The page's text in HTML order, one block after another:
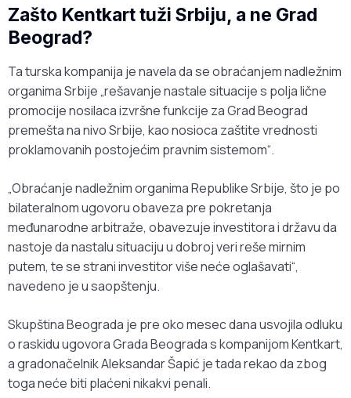
Zašto Kentkart tuži Srbiju, a ne Grad
Beograd?
Ta turska kompanija je navela da se obraćanjem nadležnim
organima Srbije „rešavanje nastale situacije s polja lične
promocije nosilaca izvršne funkcije za Grad Beograd
premešta na nivo Srbije, kao nosioca zaštite vrednosti
proklamovanih postojećim pravnim sistemom“.
„Obraćanje nadležnim organima Republike Srbije, što je po
bilateralnom ugovoru obaveza pre pokretanja
međunarodne arbitraže, obavezuje investitora i državu da
nastoje da nastalu situaciju u dobroj veri reše mirnim
putem, te se strani investitor više neće oglašavati“,
navedeno je u saopštenju.
Skupština Beograda je pre oko mesec dana usvojila odluku
o raskidu ugovora Grada Beograda s kompanijom Kentkart,
a gradonačelnik Aleksandar Šapić je tada rekao da zbog
toga neće biti plaćeni nikakvi penali.